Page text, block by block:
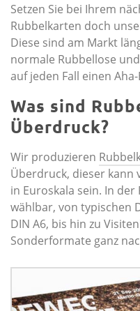
Setzen Sie bei Ihrem
Rubbelkarten doch
Diese sind am Markt
normale Rubbellose
auf jeden Fall einen
Was sind
Überdruck?
Wir produzieren
Überdruck, dieser kann
in Euroskala sein. In
wählbar, von typischen
DIN A6, bis hin zu
Sonderformate ganz